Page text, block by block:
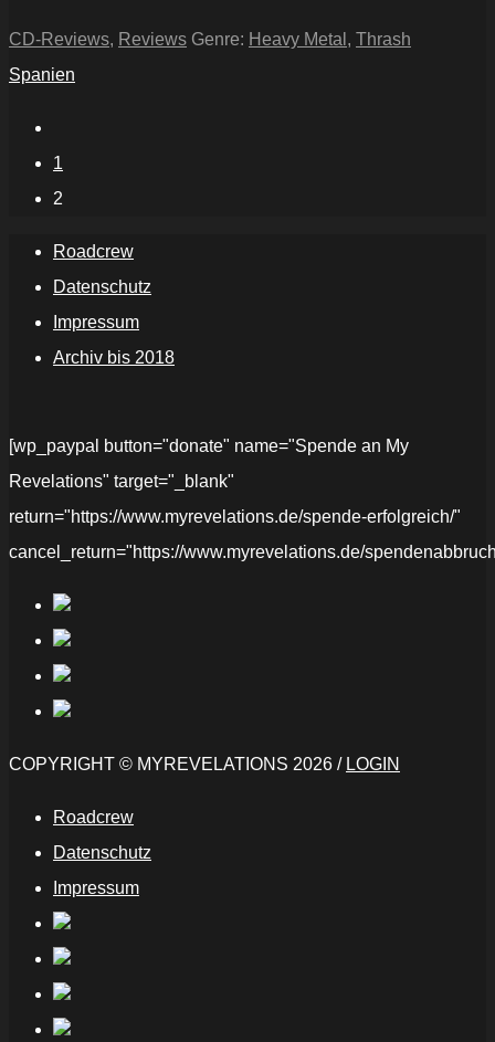
CD-Reviews, Reviews Genre: Heavy Metal , Thrash
Spanien
1
2
Roadcrew
Datenschutz
Impressum
Archiv bis 2018
[wp_paypal button="donate" name="Spende an My
Revelations" target="_blank"
return="https://www.myrevelations.de/spende-erfolgreich/"
cancel_return="https://www.myrevelations.de/
COPYRIGHT © MYREVELATIONS 2026 / LOGIN
Roadcrew
Datenschutz
Impressum